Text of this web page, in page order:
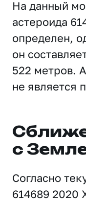
На данный
астероида
определен,
он
522 метров.
не является
с
Согласно
614689 2020